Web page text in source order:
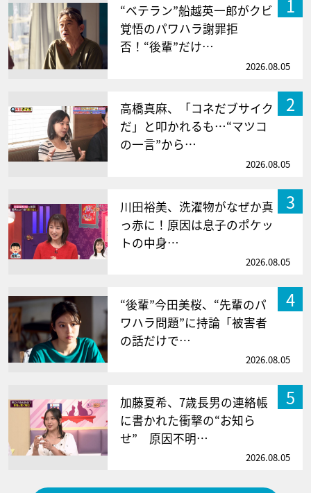
1
“ベテラン”船越英一郎がクビ
覚悟のパワハラ謝罪拒
否！“後輩”だけ…
2026.08.05
2
高橋真麻、「コネだブサイク
だ」と叩かれるも…“マツコ
の一言”から…
2026.08.05
3
川田裕美、洗濯物がなぜか真
っ赤に！原因は息子のポケッ
トの中身…
2026.08.05
4
“後輩”今田美桜、“先輩のパ
ワハラ問題”に持論「被害者
の話だけで…
2026.08.05
5
加藤夏希、7歳長男の連絡帳
に書かれた衝撃の“お知ら
せ” 原因不明…
2026.08.05